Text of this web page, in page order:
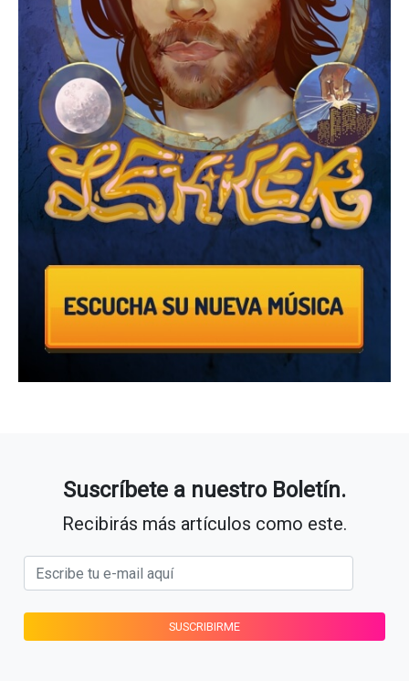
Suscríbete a nuestro Boletín.
Recibirás más artículos como este.